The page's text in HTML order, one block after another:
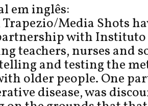
em inglês:
Media Shots
with Instituto
teachers, nurses and
and testing the
older people. One
disease, was